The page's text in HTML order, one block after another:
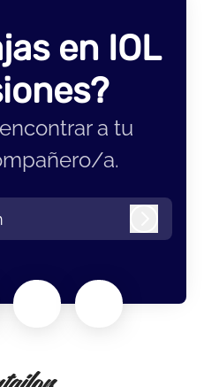
en IOL
a tu
a.